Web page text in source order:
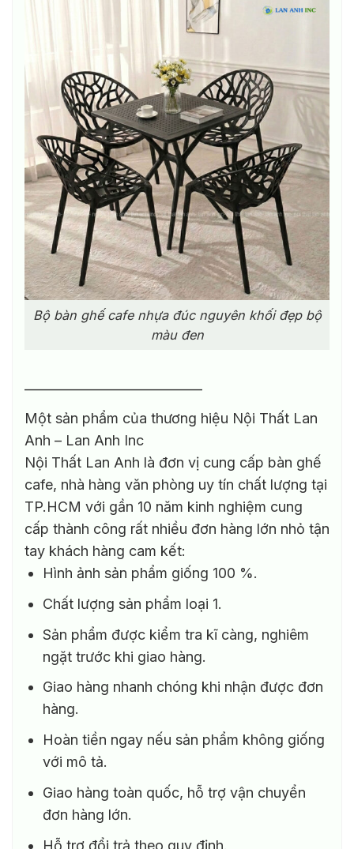
Bộ bàn ghế cafe nhựa đúc nguyên khối đẹp bộ
màu đen
————————————–
Một sản phẩm của thương hiệu Nội Thất Lan
Anh – Lan Anh Inc
Nội Thất Lan Anh là đơn vị cung cấp bàn ghế
cafe, nhà hàng văn phòng uy tín chất lượng tại
TP.HCM với gần 10 năm kinh nghiệm cung
cấp thành công rất nhiều đơn hàng lớn nhỏ tận
tay khách hàng cam kết:
Hình ảnh sản phẩm giống 100 %.
Chất lượng sản phẩm loại 1.
Sản phẩm được kiểm tra kĩ càng, nghiêm
ngặt trước khi giao hàng.
Giao hàng nhanh chóng khi nhận được đơn
hàng.
Hoàn tiền ngay nếu sản phẩm không giống
với mô tả.
Giao hàng toàn quốc, hỗ trợ vận chuyển
đơn hàng lớn.
Hỗ trợ đổi trả theo quy định.